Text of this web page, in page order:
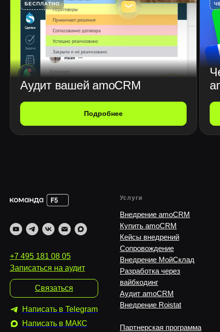
БЕСПЛАТНО
Аудит вашей amoCRM
Подробнее
+7 495 181 08 05
Записаться на аудит
Связаться
Написать в Telegram
Написать в MAКС
Услуги
Внедрение amoCRM
Купить amoCRM
Кейсы внедрений
Сопровождение
Внедрение МойСклад
Разработка через
вайбкодинг
Аудит amoCRM
Внедрение Roistat
Партнерская программа